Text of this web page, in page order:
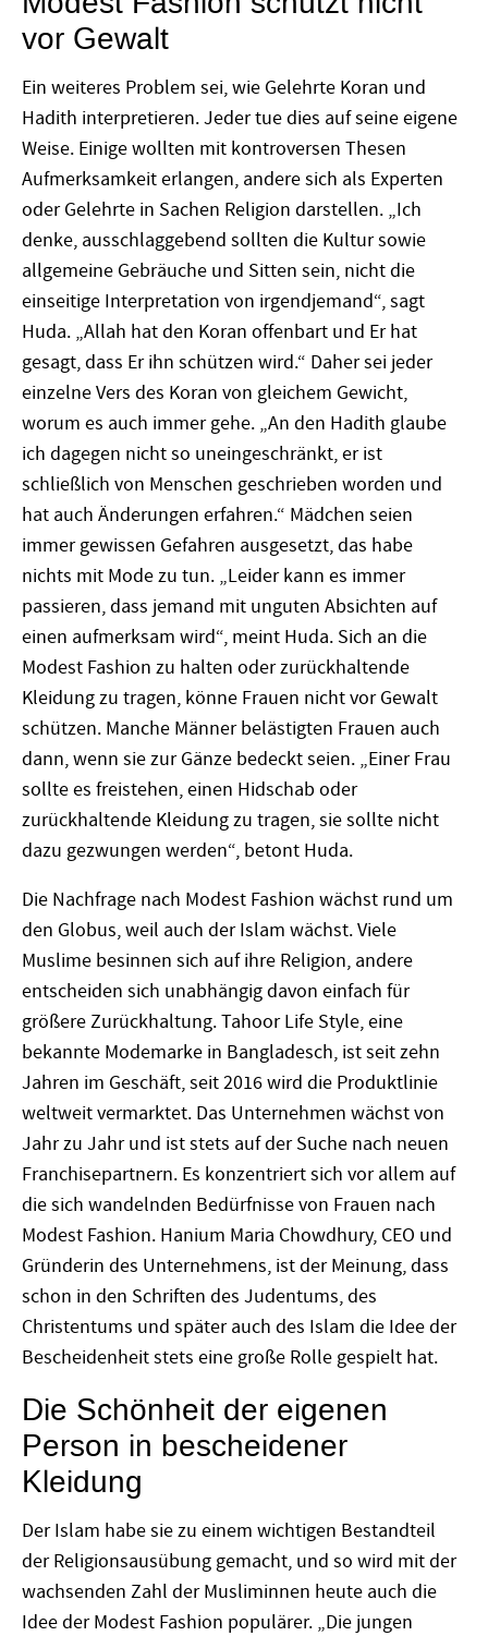
vor Gewalt
Ein weiteres Problem sei, wie Gelehrte Koran und
Hadith interpretieren. Jeder tue dies auf seine eigene
Weise. Einige wollten mit kontroversen Thesen
Aufmerksamkeit erlangen, andere sich als Experten
oder Gelehrte in Sachen Religion darstellen. „Ich
denke, ausschlaggebend sollten die Kultur sowie
allgemeine Gebräuche und Sitten sein, nicht die
einseitige Interpretation von irgendjemand“, sagt
Huda. „Allah hat den Koran offenbart und Er hat
gesagt, dass Er ihn schützen wird.“ Daher sei jeder
einzelne Vers des Koran von gleichem Gewicht,
worum es auch immer gehe. „An den Hadith glaube
ich dagegen nicht so uneingeschränkt, er ist
schließlich von Menschen geschrieben worden und
hat auch Änderungen erfahren.“ Mädchen seien
immer gewissen Gefahren ausgesetzt, das habe
nichts mit Mode zu tun. „Leider kann es immer
passieren, dass jemand mit unguten Absichten auf
einen aufmerksam wird“, meint Huda. Sich an die
Modest Fashion zu halten oder zurückhaltende
Kleidung zu tragen, könne Frauen nicht vor Gewalt
schützen. Manche Männer belästigten Frauen auch
dann, wenn sie zur Gänze bedeckt seien. „Einer Frau
sollte es freistehen, einen Hidschab oder
zurückhaltende Kleidung zu tragen, sie sollte nicht
dazu gezwungen werden“, betont Huda.
Die Nachfrage nach Modest Fashion wächst rund um
den Globus, weil auch der Islam wächst. Viele
Muslime besinnen sich auf ihre Religion, andere
entscheiden sich unabhängig davon einfach für
größere Zurückhaltung. Tahoor Life Style, eine
bekannte Modemarke in Bangladesch, ist seit zehn
Jahren im Geschäft, seit 2016 wird die Produktlinie
weltweit vermarktet. Das Unternehmen wächst von
Jahr zu Jahr und ist stets auf der Suche nach neuen
Franchisepartnern. Es konzentriert sich vor allem auf
die sich wandelnden Bedürfnisse von Frauen nach
Modest Fashion. Hanium Maria Chowdhury, CEO und
Gründerin des Unternehmens, ist der Meinung, dass
schon in den Schriften des Judentums, des
Christentums und später auch des Islam die Idee der
Bescheidenheit stets eine große Rolle gespielt hat.
Die Schönheit der eigenen
Person in bescheidener
Kleidung
Der Islam habe sie zu einem wichtigen Bestandteil
der Religionsausübung gemacht, und so wird mit der
wachsenden Zahl der Musliminnen heute auch die
Idee der Modest Fashion populärer. „Die jungen